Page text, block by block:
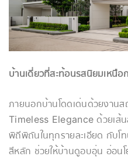
บ้านเดี่ยวที่สะท้อนรสนิยมเหนือก
ภายนอกบ้านโดดเด่นด้วยงาน
Timeless Elegance ด้วยเส้น
พิถีพิถันในทุกรายละเอียด กับโ
สีหลัก ช่วยให้บ้านดูอบอุ่น อ่อน